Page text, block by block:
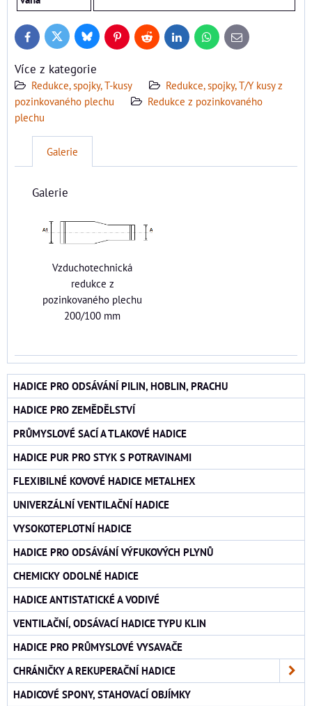
FacebookTwitter BlueskyPinterestReddit LinkedInWhatsApp
E-
mail
Více z kategorie
Redukce, spojky, T-kusy
Redukce, spojky, T/Y kusy z
pozinkovaného plechu
Redukce z pozinkovaného
plechu
Galerie
Galerie
Vzduchotechnická
redukce z
pozinkovaného plechu
200/100 mm
HADICE PRO ODSÁVÁNÍ PILIN, HOBLIN, PRACHU
HADICE PRO ZEMĚDĚLSTVÍ
PRŮMYSLOVÉ SACÍ A TLAKOVÉ HADICE
HADICE PUR PRO STYK S POTRAVINAMI
FLEXIBILNÉ KOVOVÉ HADICE METALHEX
UNIVERZÁLNÍ VENTILAČNÍ HADICE
VYSOKOTEPLOTNÍ HADICE
HADICE PRO ODSÁVÁNÍ VÝFUKOVÝCH PLYNŮ
CHEMICKY ODOLNÉ HADICE
HADICE ANTISTATICKÉ A VODIVÉ
VENTILAČNÍ, ODSÁVACÍ HADICE TYPU KLIN
HADICE PRO PRŮMYSLOVÉ VYSAVAČE
CHRÁNIČKY A REKUPERAČNÍ HADICE
HADICOVÉ SPONY, STAHOVACÍ OBJÍMKY